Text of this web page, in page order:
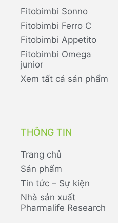
Fitobimbi Sonno
Fitobimbi Ferro C
Fitobimbi Appetito
Fitobimbi Omega
junior
Xem tất cả sản phẩm
THÔNG TIN
Trang chủ
Sản phẩm
Tin tức – Sự kiện
Nhà sản xuất
Pharmalife Research